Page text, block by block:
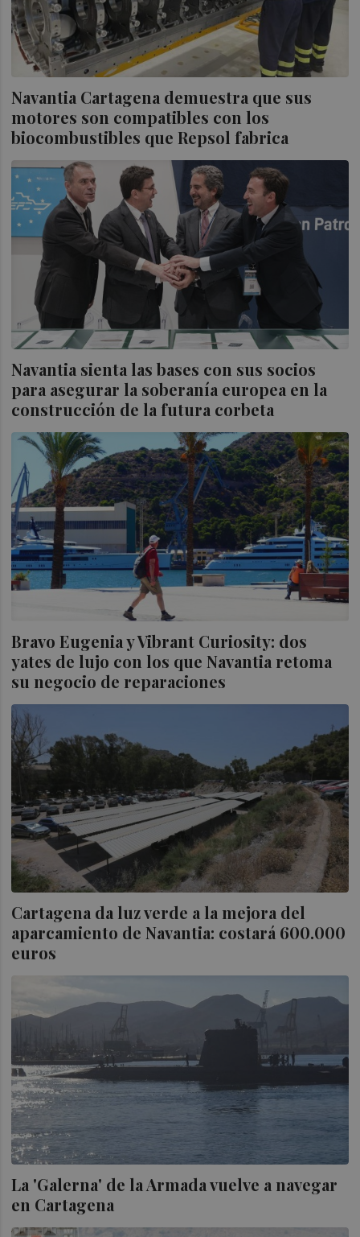
Navantia Cartagena demuestra que sus
motores son compatibles con los
biocombustibles que Repsol fabrica
Navantia sienta las bases con sus socios
para asegurar la soberanía europea en la
construcción de la futura corbeta
Bravo Eugenia y Vibrant Curiosity: dos
yates de lujo con los que Navantia retoma
su negocio de reparaciones
Cartagena da luz verde a la mejora del
aparcamiento de Navantia: costará 600.000
euros
La 'Galerna' de la Armada vuelve a navegar
en Cartagena